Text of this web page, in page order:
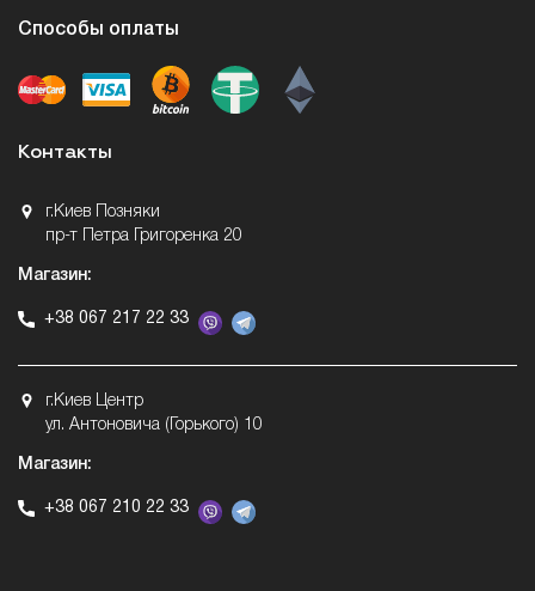
Способы оплаты
Контакты
г.Киев Позняки
пр-т Петра Григоренка 20
Магазин:
+38 067 217 22 33
г.Киев Центр
ул. Антоновича (Горького) 10
Магазин:
+38 067 210 22 33